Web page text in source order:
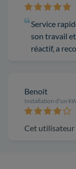
Service
son travail
réactif, a
Benoit
Installation d'un
Cet utilisateur